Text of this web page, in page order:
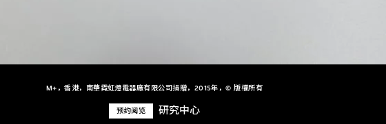
M+，香港，南華霓虹燈電器廠有限公司捐贈，2015年，© 版權所有
预约阅览 研究中心